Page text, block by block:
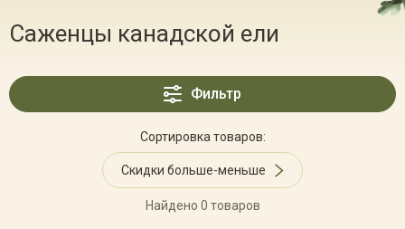
Саженцы канадской ели
Фильтр
Сортировка товаров:
Скидки больше-меньше
Найдено 0 товаров